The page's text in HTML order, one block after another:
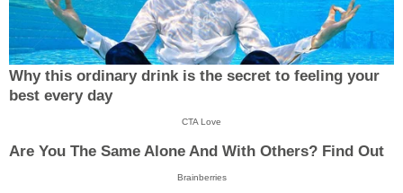
Why this ordinary drink is the secret to feeling your
best every day
CTA Love
Are You The Same Alone And With Others? Find Out
Brainberries